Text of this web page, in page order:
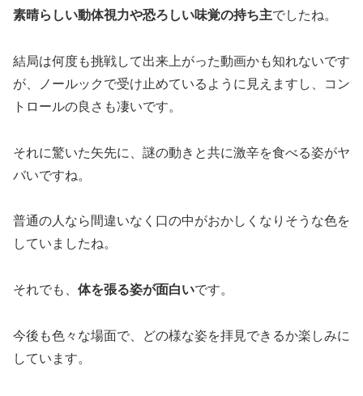
素晴らしい動体視力や恐ろしい味覚の持ち主でしたね。
結局は何度も挑戦して出来上がった動画かも知れないです
が、ノールックで受け止めているように見えますし、コン
トロールの良さも凄いです。
それに驚いた矢先に、謎の動きと共に激辛を食べる姿がヤ
バいですね。
普通の人なら間違いなく口の中がおかしくなりそうな色を
していましたね。
それでも、 体を張る姿が面白いです。
今後も色々な場面で、どの様な姿を拝見できるか楽しみに
しています。